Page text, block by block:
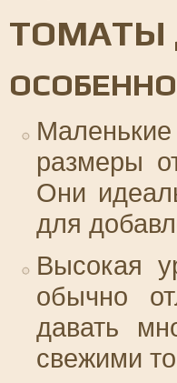
ТОМАТЫ
размеры
Они
для
Высокая
обычно
давать
свежими